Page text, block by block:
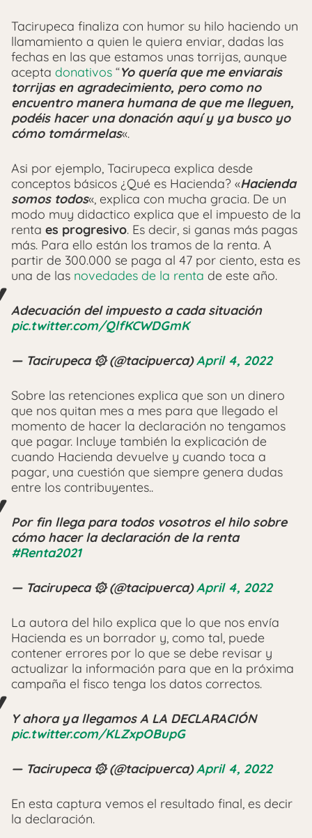
Tacirupeca finaliza con humor su hilo haciendo un
llamamiento a quien le quiera enviar, dadas las
fechas en las que estamos unas torrijas, aunque
acepta donativos “Yo quería que me enviarais
torrijas en agradecimiento, pero como no
encuentro manera humana de que me lleguen,
podéis hacer una donación aquí y ya busco yo
cómo tomármelas«.
Asi por ejemplo, Tacirupeca explica desde
conceptos básicos ¿Qué es Hacienda? «Hacienda
somos todos«, explica con mucha gracia. De un
modo muy didactico explica que el impuesto de la
renta es progresivo. Es decir, si ganas más pagas
más. Para ello están los tramos de la renta. A
partir de 300.000 se paga al 47 por ciento, esta es
una de las novedades de la renta de este año.
Adecuación del impuesto a cada situación
pic.twitter.com/QlfKCWDGmK
— Tacirupeca ۞ (@tacipuerca)April 4, 2022
Sobre las retenciones explica que son un dinero
que nos quitan mes a mes para que llegado el
momento de hacer la declaración no tengamos
que pagar. Incluye también la explicación de
cuando Hacienda devuelve y cuando toca a
pagar, una cuestión que siempre genera dudas
entre los contribuyentes..
Por fin llega para todos vosotros el hilo sobre
cómo hacer la declaración de la renta
#Renta2021
— Tacirupeca ۞ (@tacipuerca)April 4, 2022
La autora del hilo explica que lo que nos envía
Hacienda es un borrador y, como tal, puede
contener errores por lo que se debe revisar y
actualizar la información para que en la próxima
campaña el fisco tenga los datos correctos.
Y ahora ya llegamos A LA DECLARACIÓN
pic.twitter.com/KLZxpOBupG
— Tacirupeca ۞ (@tacipuerca)April 4, 2022
En esta captura vemos el resultado final, es decir
la declaración.